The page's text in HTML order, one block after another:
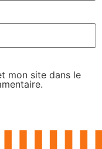
mon site dans le